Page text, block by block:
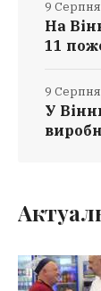
На
11
9
У
9